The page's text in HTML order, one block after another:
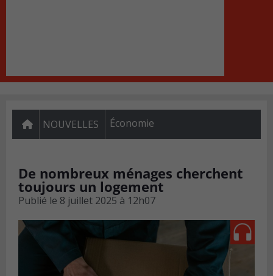
NOUVELLES Économie
De nombreux ménages cherchent
toujours un logement
Publié le 8 juillet 2025 à 12h07